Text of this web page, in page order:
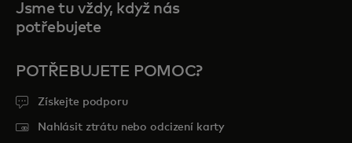
Jsme tu vždy, když nás
potřebujete
POTŘEBUJETE POMOC?
Získejte podporu
Nahlásit ztrátu nebo odcizení karty